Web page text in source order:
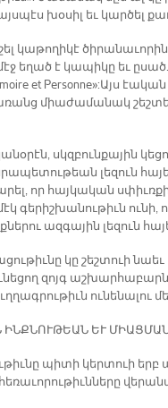
խօ­սիլ եւ կար­ծել
կա­թո­ղի­կէ
ե­ղած է կա­պի­կը եւ ը­սած.
et Personne»: Այս
միա­ժա­մա­նակ
սկզբուն­քա­յին
լե­զուն
որ հայ­կա­կան սփիւռ­քի
գե­րիշ­խա­նու­թիւն
ազ­գա­յին լե­զուն
կը շեշ­տուի
զոյգ
ու­նե­նա­լու
ԻՆՔ­ՆՈՒ­ԹԵԱՆ ԵՒ
պի­տի կեր­տուի երբ